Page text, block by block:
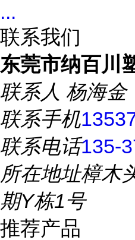
...
联系我们
东莞市纳百川
联系人 杨海金
联系手机
联系电话135-
所在地址樟木
期Y栋1号
推荐产品